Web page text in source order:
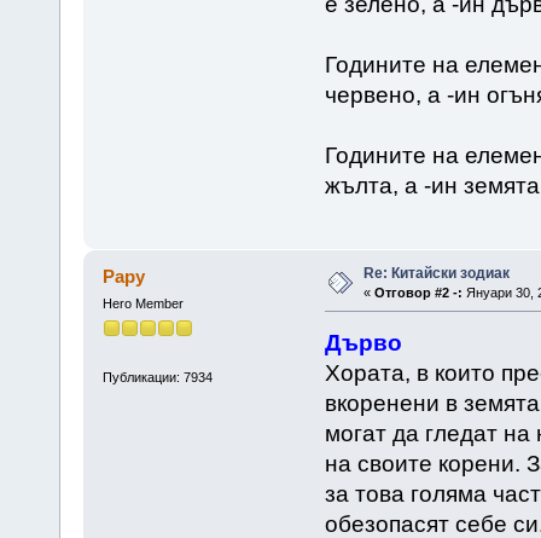
Годините на
червено, а -ин
Годините на
жълта, а -ин
Papy
Hero Member
Публикации: 7934
Re: Китайски зодиак
« Отговор #2 -: Януари 30,
Дърво
Хората, в които
вкоренени в
могат да гледат
на своите корени.
за това голяма
обезопасят себе